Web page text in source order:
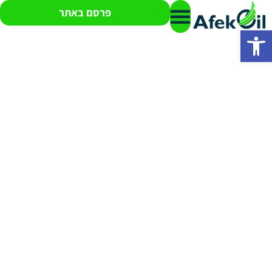
פתח סרגל נגישות
פרסם באתר